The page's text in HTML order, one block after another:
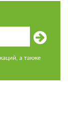
а также